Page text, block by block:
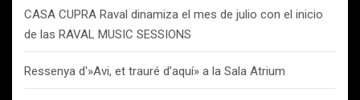
CASA CUPRA Raval dinamiza el mes de julio con el inicio
de las RAVAL MUSIC SESSIONS
Ressenya d'»Avi, et trauré d’aquí» a la Sala Atrium